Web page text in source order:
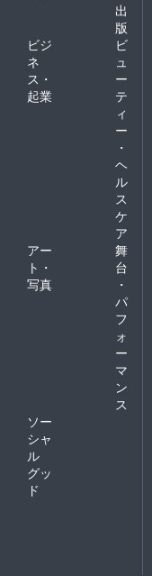
出
版
ビジ
ネ
ス・
起業
ビ
ュ
ー
テ
ィ
ー
・
ヘ
ル
ス
ケ
ア
アー
ト・
写真
舞
台
・
パ
フ
ォ
ー
マ
ン
ス
ソー
シャ
ル
グッ
ド